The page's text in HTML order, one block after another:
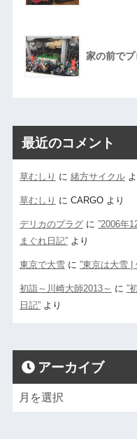
家の前でプ
最近のコメント
草むしり に 緒方サイクルよ
草むしり に CARGOより
デリカのプラグに ”2006年
まぐれ日記”より
東京で大雪に ”東京は大雪 |
初詣～川崎大師2013～ に ”
日記”より
アーカイブ